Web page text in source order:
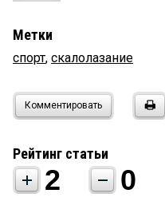
Метки
спорт, скалолазание
Комментировать
Рейтинг статьи
2 0